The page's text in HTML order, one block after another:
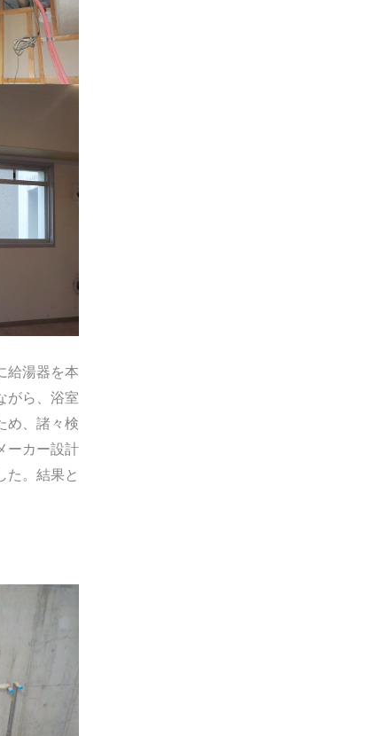
給湯器を本
がら、浴室
め、諸々検
ーカー設計
た。結果と